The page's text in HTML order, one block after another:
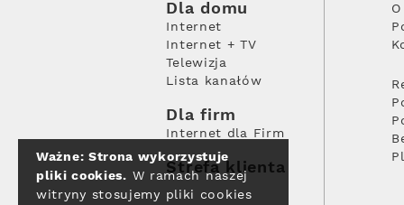
Dla domu
Internet
Internet + TV
Telewizja
Lista kanałów
Dla firm
Internet dla Firm
Strefa klienta
Ważne: Strona wykorzystuje
pliki cookies. W ramach naszej
witryny stosujemy pliki cookies